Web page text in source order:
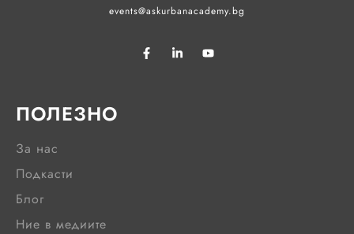
events@askurbanacademy.bg
ПОЛЕЗНО
За нас
Подкасти
Блог
Ние в медиите